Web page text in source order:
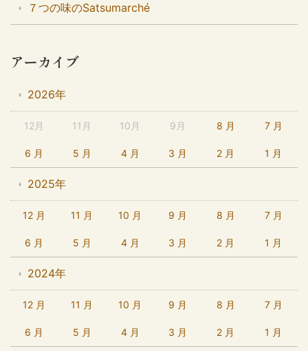
７つの味のSatsumarché
アーカイブ
2026年
12月 11月 10月 9月 8 月 7 月
6 月 5 月 4 月 3 月 2 月 1 月
2025年
12 月 11 月 10 月 9 月 8 月 7 月
6 月 5 月 4 月 3 月 2 月 1 月
2024年
12 月 11 月 10 月 9 月 8 月 7 月
6 月 5 月 4 月 3 月 2 月 1 月